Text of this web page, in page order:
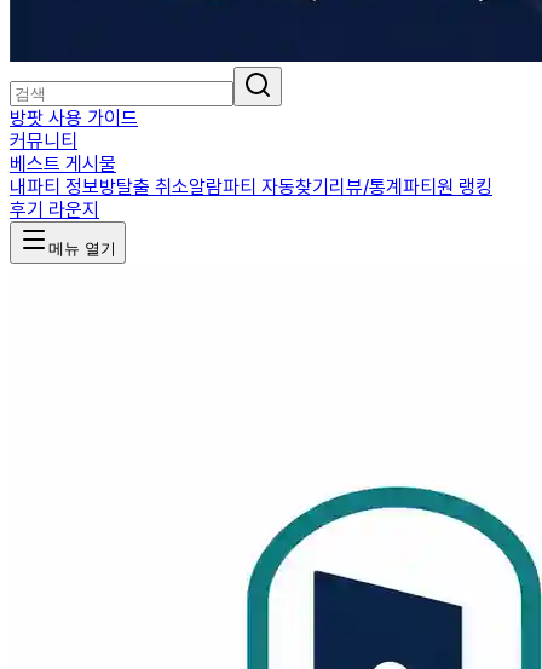
방팟 사용 가이드
커뮤니티
베스트 게시물
내파티 정보방탈출 취소알람파티 자동찾기리뷰/통계파티원 랭킹
후기 라운지
메뉴 열기